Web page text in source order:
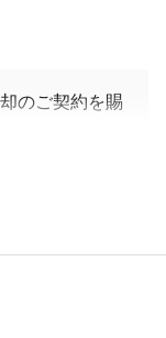
のご契約を賜
でしたので、
整等、確認事項